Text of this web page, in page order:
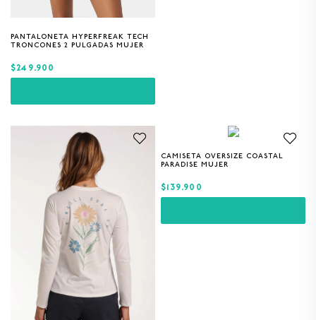
PANTALONETA HYPERFREAK TECH
TRONCONES 2 PULGADAS MUJER
03 05 07 09
$249.900
CAMISETA OVERSIZE COASTAL
PARADISE MUJER
XS S M L
$139.900